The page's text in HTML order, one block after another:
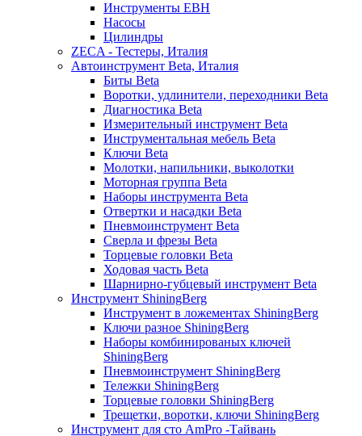
Инструменты EBH
Насосы
Цилиндры
ZECA - Тестеры, Италия
Автоинструмент Beta, Италия
Биты Beta
Воротки, удлинители, переходники Beta
Диагностика Beta
Измерительный инструмент Beta
Инструментальная мебель Beta
Ключи Beta
Молотки, напильники, выколотки
Моторная группа Beta
Наборы инструмента Beta
Отвертки и насадки Beta
Пневмоинструмент Beta
Сверла и фрезы Beta
Торцевые головки Beta
Ходовая часть Beta
Шарнирно-губцевый инструмент Beta
Инструмент ShiningBerg
Инструмент в ложементах ShiningBerg
Ключи разное ShiningBerg
Наборы комбинированых ключей
ShiningBerg
Пневмоинструмент ShiningBerg
Тележки ShiningBerg
Торцевые головки ShiningBerg
Трещетки, воротки, ключи ShiningBerg
Инструмент для сто AmPro -Тайвань